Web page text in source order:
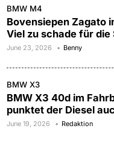
BMW M4
Bovensiepen Zagato
Viel zu schade für
June 23, 2026 Benny
BMW X3
BMW X3 40d im
punktet der Diesel
June 19, 2026 Redaktion